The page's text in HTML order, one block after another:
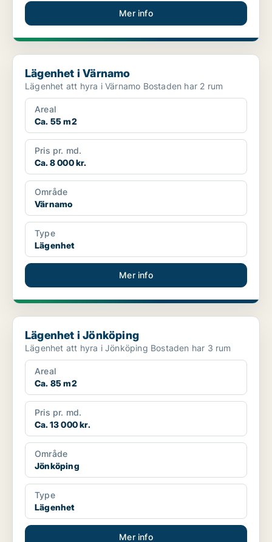
Mer info
Lägenhet i Värnamo
Lägenhet i Värnamo
Lägenhet att hyra i Värnamo Bostaden har 2 rum
Areal
Ca. 55 m2
Pris pr. md.
Ca. 8 000 kr.
Område
Värnamo
Type
Lägenhet
Mer info
Lägenhet i Jönköping
Lägenhet i Jönköping
Lägenhet att hyra i Jönköping Bostaden har 3 rum
Areal
Ca. 85 m2
Pris pr. md.
Ca. 13 000 kr.
Område
Jönköping
Type
Lägenhet
Mer info